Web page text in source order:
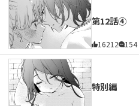
第12話④
16212 154
特別編